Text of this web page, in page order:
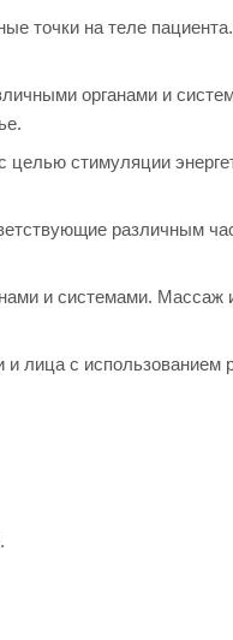
точки на теле
органами и
стимуляции
различным
и системами. Массаж
лица с использованием